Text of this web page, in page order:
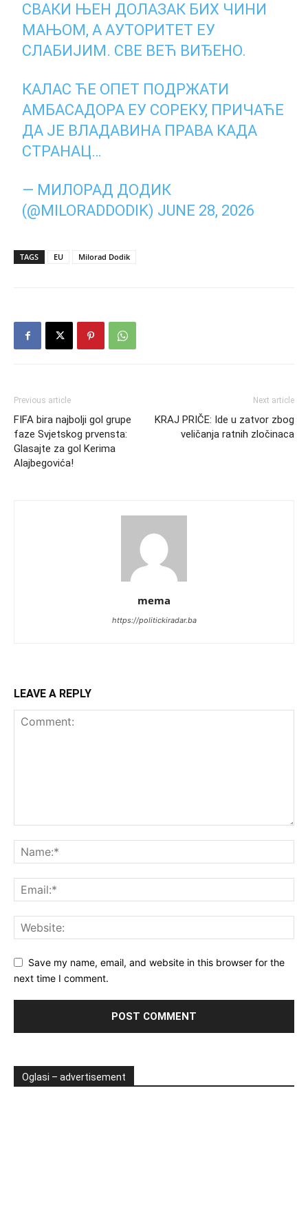
СВАКИ ЊЕН ДОЛАЗАК БИХ ЧИНИ
МАЊОМ, А АУТОРИТЕТ ЕУ
СЛАБИЈИМ. СВЕ ВЕЋ ВИЂЕНО.
КАЛАС ЋЕ ОПЕТ ПОДРЖАТИ
АМБАСАДОРА ЕУ СОРЕКУ, ПРИЧАЋЕ
ДА ЈЕ ВЛАДАВИНА ПРАВА КАДА
СТРАНАЦ…
— МИЛОРАД ДОДИК
(@MILORADDODIK) JUNE 28, 2026
TAGS EU Milorad Dodik
Previous article
FIFA bira najbolji gol grupe
faze Svjetskog prvensta:
Glasajte za gol Kerima
Alajbegovića!
Next article
KRAJ PRIČE: Ide u zatvor zbog
veličanja ratnih zločinaca
mema
https://politickiradar.ba
LEAVE A REPLY
Save my name, email, and website in this browser for the
next time I comment.
Oglasi – advertisement